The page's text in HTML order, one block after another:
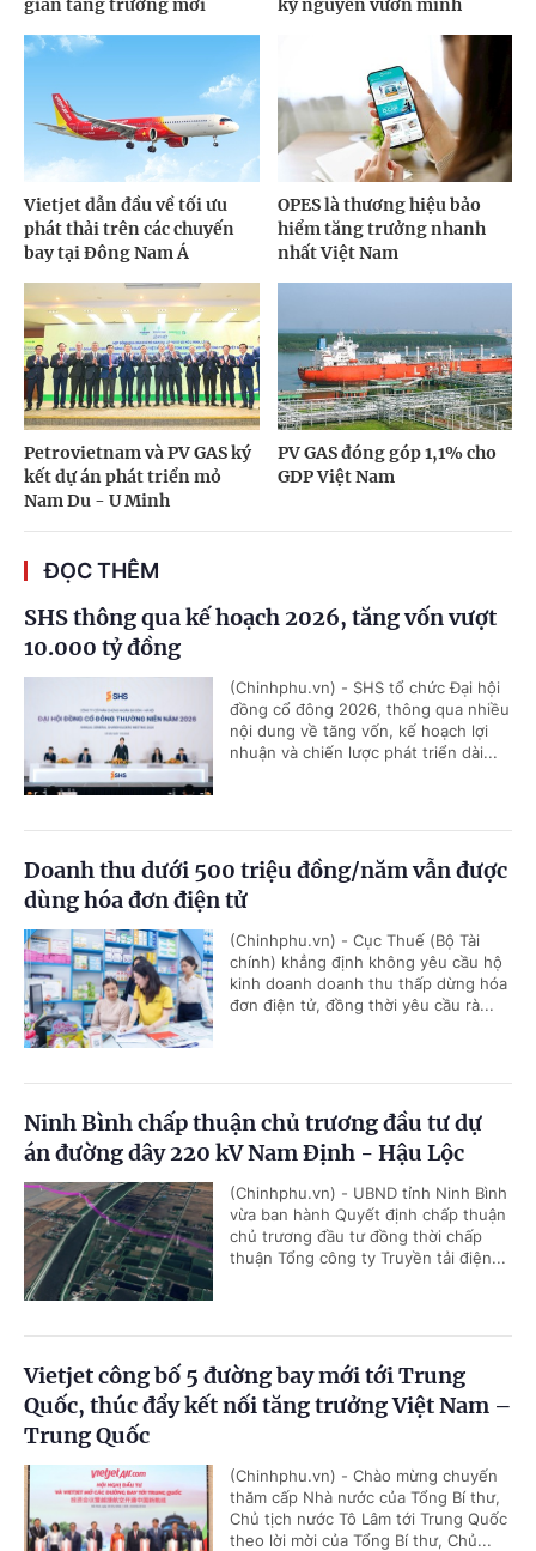
gian tăng trưởng mới kỷ nguyên vươn mình
Vietjet dẫn đầu về tối ưu
phát thải trên các chuyến
bay tại Đông Nam Á
OPES là thương hiệu bảo
hiểm tăng trưởng nhanh
nhất Việt Nam
Petrovietnam và PV GAS ký
kết dự án phát triển mỏ
Nam Du - U Minh
PV GAS đóng góp 1,1% cho
GDP Việt Nam
ĐỌC THÊM
SHS thông qua kế hoạch 2026, tăng vốn vượt
10.000 tỷ đồng
(Chinhphu.vn) - SHS tổ chức Đại hội
đồng cổ đông 2026, thông qua nhiều
nội dung về tăng vốn, kế hoạch lợi
nhuận và chiến lược phát triển dài...
Doanh thu dưới 500 triệu đồng/năm vẫn được
dùng hóa đơn điện tử
(Chinhphu.vn) - Cục Thuế (Bộ Tài
chính) khẳng định không yêu cầu hộ
kinh doanh doanh thu thấp dừng hóa
đơn điện tử, đồng thời yêu cầu rà...
Ninh Bình chấp thuận chủ trương đầu tư dự
án đường dây 220 kV Nam Định - Hậu Lộc
(Chinhphu.vn) - UBND tỉnh Ninh Bình
vừa ban hành Quyết định chấp thuận
chủ trương đầu tư đồng thời chấp
thuận Tổng công ty Truyền tải điện...
Vietjet công bố 5 đường bay mới tới Trung
Quốc, thúc đẩy kết nối tăng trưởng Việt Nam –
Trung Quốc
(Chinhphu.vn) - Chào mừng chuyến
thăm cấp Nhà nước của Tổng Bí thư,
Chủ tịch nước Tô Lâm tới Trung Quốc
theo lời mời của Tổng Bí thư, Chủ...